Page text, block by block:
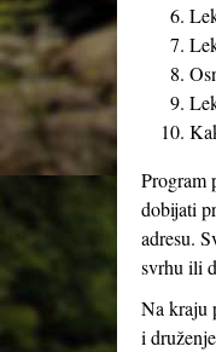
Program
dobijati
adresu.
svrhu ili
Na kraju
i